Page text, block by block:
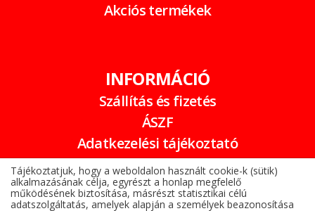
Akciós termékek
INFORMÁCIÓ
Szállítás és fizetés
ÁSZF
Adatkezelési tájékoztató
Garancia
Online elállási nyilatkozat
Tájékoztatjuk, hogy a weboldalon használt cookie-k (sütik)
alkalmazásának célja, egyrészt a honlap megfelelő
működésének biztosítása, másrészt statisztikai célú
adatszolgáltatás, amelyek alapján a személyek beazonosítása